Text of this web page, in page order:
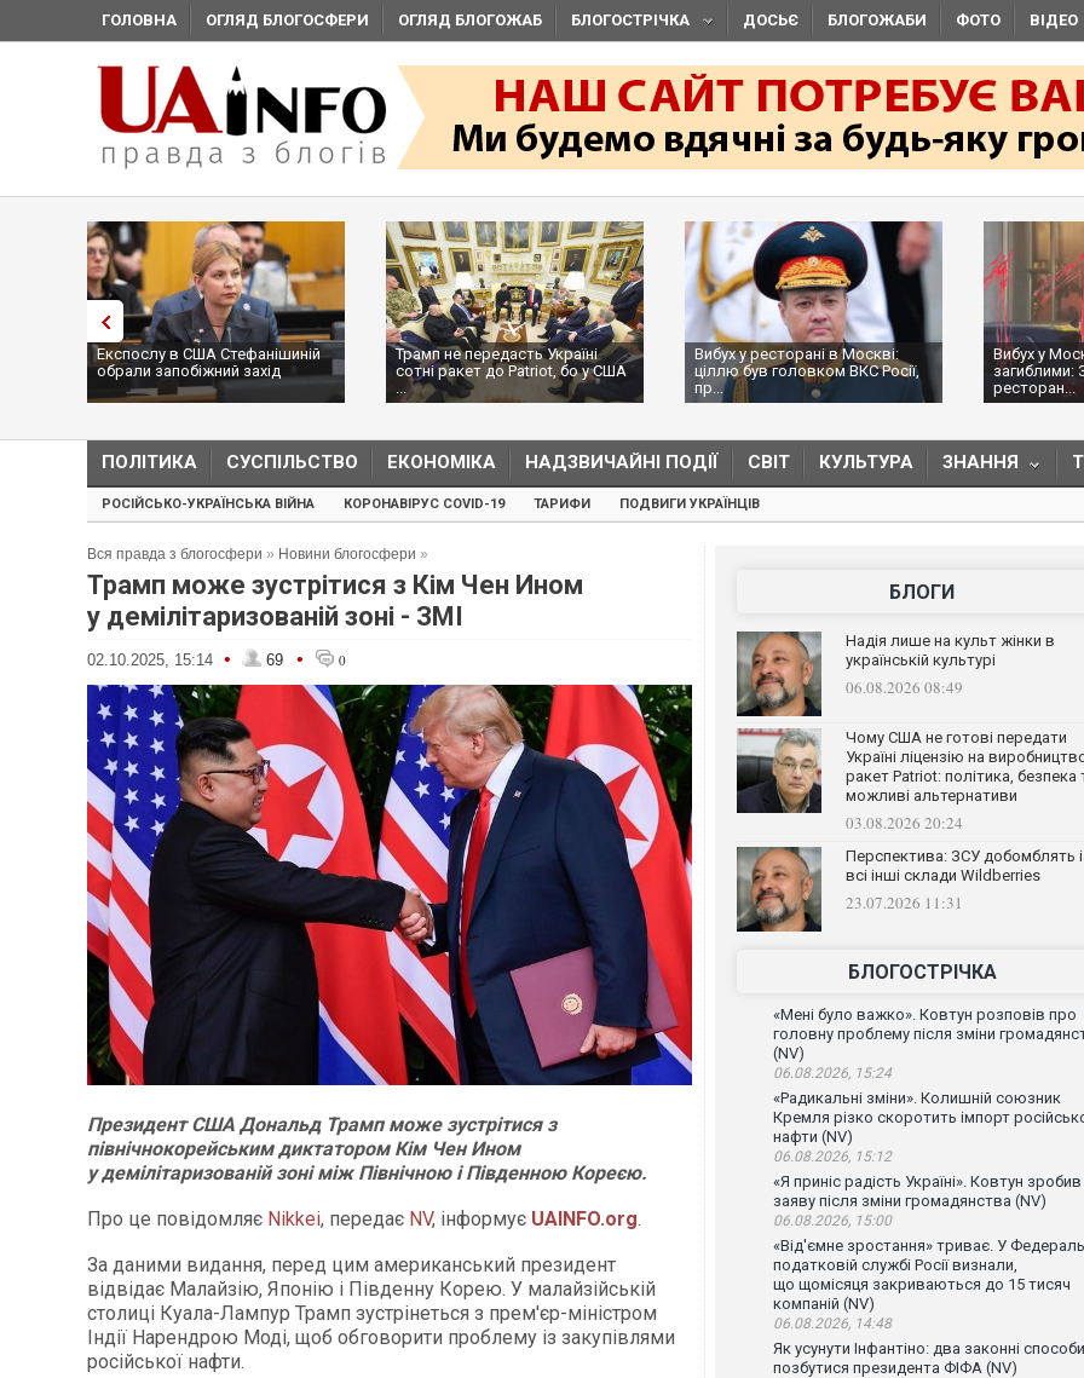
ГОЛОВНА ОГЛЯД БЛОГОСФЕРИ ОГЛЯД БЛОГОЖАБ БЛОГОСТРІЧКА ДОСЬЄ БЛОГОЖАБИ ФОТО ВІДЕО
Експослу в США Стефанішиній
обрали запобіжний захід
Трамп не передасть Україні
сотні ракет до Patriot, бо у США
...
Вибух у ресторані в Москві:
ціллю був головком ВКС Росії,
пр...
Вибух у
загиблими:
ресторан...
ПОЛІТИКА СУСПІЛЬСТВО ЕКОНОМІКА НАДЗВИЧАЙНІ ПОДІЇ СВІТ КУЛЬТУРА ЗНАННЯ
РОСІЙСЬКО-УКРАЇНСЬКА ВІЙНА КОРОНАВІРУС COVID-19 ТАРИФИ ПОДВИГИ УКРАЇНЦІВ
Вся правда з блогосфери » Новини блогосфери »
Трамп може зустрітися з Кім Чен Ином
у демілітаризованій зоні - ЗМІ
02.10.2025, 15:14 • 69 • 0
Президент США Дональд Трамп може зустрітися з
північнокорейським диктатором Кім Чен Ином
у демілітаризованій зоні між Північною і Південною Кореєю.
Про це повідомляє Nikkei, передає NV, інформує UAINFO.org.
За даними видання, перед цим американський президент
відвідає Малайзію, Японію і Південну Корею. У малайзійській
столиці Куала-Лампур Трамп зустрінеться з прем'єр-міністром
Індії Нарендрою Моді, щоб обговорити проблему із закупівлями
російської нафти.
БЛОГИ
Надія лише на культ жінки в
українській культурі
06.08.2026 08:49
Чому США не готові передати
Україні ліцензію на
ракет Patriot: політика, безпека
можливі альтернативи
03.08.2026 20:24
Перспектива: ЗСУ добомблять і
всі інші склади Wildberries
23.07.2026 11:31
БЛОГОСТРІЧКА
«Мені було важко». Ковтун розповів про
головну проблему після зміни
(NV)
06.08.2026, 15:24
«Радикальні зміни». Колишній союзник
Кремля різко скоротить імпорт
нафти (NV)
06.08.2026, 15:12
«Я приніс радість Україні». Ковтун зробив
заяву після зміни громадянства (NV)
06.08.2026, 15:00
«Від'ємне зростання» триває. У
податковій службі Росії визнали,
що щомісяця закриваються до 15 тисяч
компаній (NV)
06.08.2026, 14:48
Як усунути Інфантіно: два законні способи
позбутися президента ФІФА (NV)